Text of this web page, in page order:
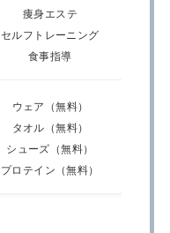
痩身エステ
セルフトレーニング
食事指導
ウェア（無料）
タオル（無料）
シューズ（無料）
プロテイン（無料）